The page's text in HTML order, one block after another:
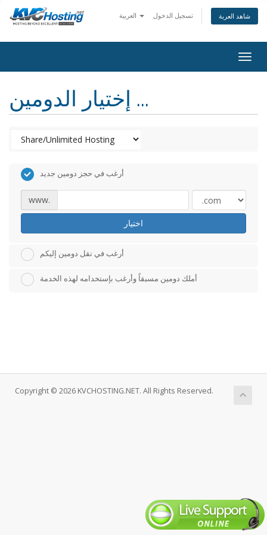
تسجيل الدخول شاهد العربة
إختيار الدومين ...
أرغب في حجز دومين جديد
www.
اختيار
أرغب في نقل دومين إليكم
أملك دومين مسبقاً وأرغب بإستخدامه لهذه الخدمة
Copyright © 2026 KVCHOSTING.NET. All Rights Reserved.